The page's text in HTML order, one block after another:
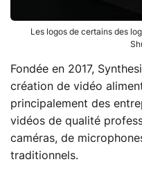
Les logos de certains des
Fondée en 2017,
création de vidéo
principalement des
vidéos de qualité
caméras, de
traditionnels.